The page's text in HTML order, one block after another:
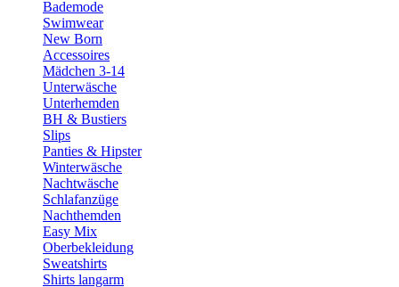
Bademode
Swimwear
New Born
Accessoires
Mädchen 3-14
Unterwäsche
Unterhemden
BH & Bustiers
Slips
Panties & Hipster
Winterwäsche
Nachtwäsche
Schlafanzüge
Nachthemden
Easy Mix
Oberbekleidung
Sweatshirts
Shirts langarm